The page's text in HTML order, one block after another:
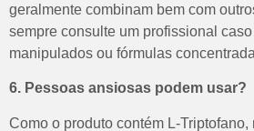
geralmente combinam bem com
sempre consulte um profissional
manipulados ou fórmulas
6. Pessoas ansiosas podem usar?
Como o produto contém L-Triptofano,